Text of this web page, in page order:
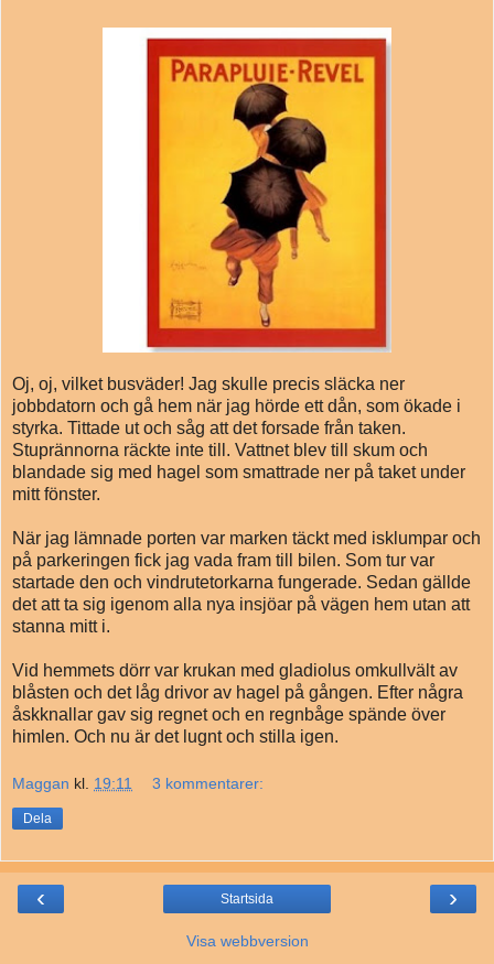
Oj, oj, vilket busväder! Jag skulle precis släcka ner
jobbdatorn och gå hem när jag hörde ett dån, som ökade i
styrka. Tittade ut och såg att det forsade från taken.
Stuprännorna räckte inte till. Vattnet blev till skum och
blandade sig med hagel som smattrade ner på taket under
mitt fönster.
När jag lämnade porten var marken täckt med isklumpar och
på parkeringen fick jag vada fram till bilen. Som tur var
startade den och vindrutetorkarna fungerade. Sedan gällde
det att ta sig igenom alla nya insjöar på vägen hem utan att
stanna mitt i.
Vid hemmets dörr var krukan med gladiolus omkullvält av
blåsten och det låg drivor av hagel på gången. Efter några
åskknallar gav sig regnet och en regnbåge spände över
himlen. Och nu är det lugnt och stilla igen.
Maggan kl. 19:11 3 kommentarer:
Dela
‹ ›
Startsida
Visa webbversion